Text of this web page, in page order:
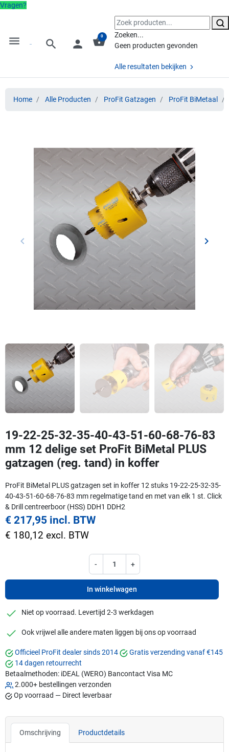
Vragen?
menu search person shopping_basket
0
Zoeken...
Geen producten gevonden
Alle resultaten bekijken
Home Alle Producten ProFit Gatzagen ProFit BiMetaal
Vorige
keyboard_arrow_left keyboard_arrow_right
19-22-25-32-35-40-43-51-60-68-76-83
mm 12 delige set ProFit BiMetal PLUS
gatzagen (reg. tand) in koffer
ProFit BiMetal PLUS gatzagen set in koffer 12 stuks 19-22-25-32-35-
40-43-51-60-68-76-83 mm regelmatige tand en met van elk 1 st. Click
& Drill centreerboor (HSS) DDH1 DDH2
€ 217,95 incl. BTW
€ 180,12 excl. BTW
- +
In winkelwagen
checkmark
Niet op voorraad. Levertijd 2-3 werkdagen
checkmark
Ook vrijwel alle andere maten liggen bij ons op voorraad
Officieel ProFit dealer sinds 2014
Gratis verzending vanaf €145
14 dagen retourrecht
Betaalmethoden: iDEAL (WERO) Bancontact Visa MC
2.000+ bestellingen verzonden
Op voorraad — Direct leverbaar
Omschrijving Productdetails